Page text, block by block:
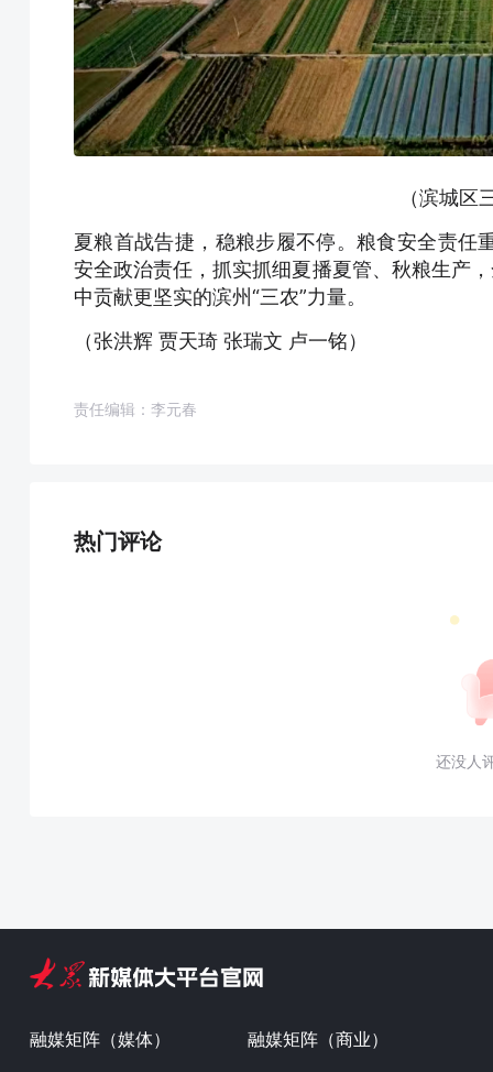
（滨城区
夏粮首战告捷，稳粮步履不停。粮食安全责任
安全政治责任，抓实抓细夏播夏管、秋粮生产
中贡献更坚实的滨州“三农”力量。
（张洪辉 贾天琦 张瑞文 卢一铭）
责任编辑：李元春
热门评论
还没人
融媒矩阵（媒体） 融媒矩阵（商业）